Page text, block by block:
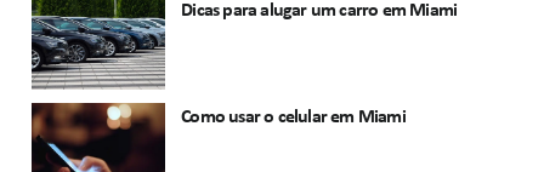
Dicas para alugar um carro em Miami
Como usar o celular em Miami